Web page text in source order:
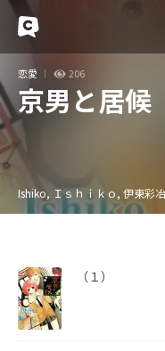
恋愛 206
京男と居候
Ishiko, Ｉｓｈｉｋｏ, 伊東彩
（１）